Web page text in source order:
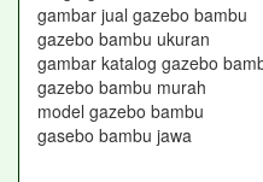
gambar jual gazebo bambu
gazebo bambu ukuran
gambar katalog gazebo
gazebo bambu murah
model gazebo bambu
gasebo bambu jawa